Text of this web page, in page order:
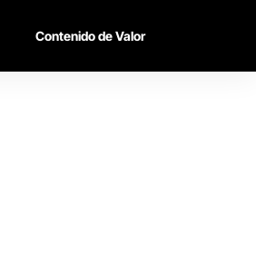
Contenido de Valor